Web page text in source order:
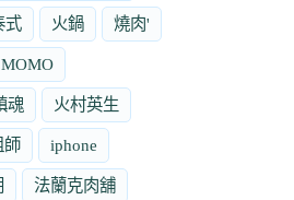
式 火鍋 燒肉'
MOMO
魂 火村英生
師 iphone
法蘭克肉舖